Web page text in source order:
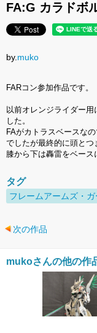
FA:G カラドボ
by.muko
FARコン参加作品です。
以前オレンジライダー
した。
FAがカトラスベースな
でしたが最終的に頭とつ
膝から下は轟雷をベース
タグ
フレームアームズ・
次の作品
mukoさんの他の作